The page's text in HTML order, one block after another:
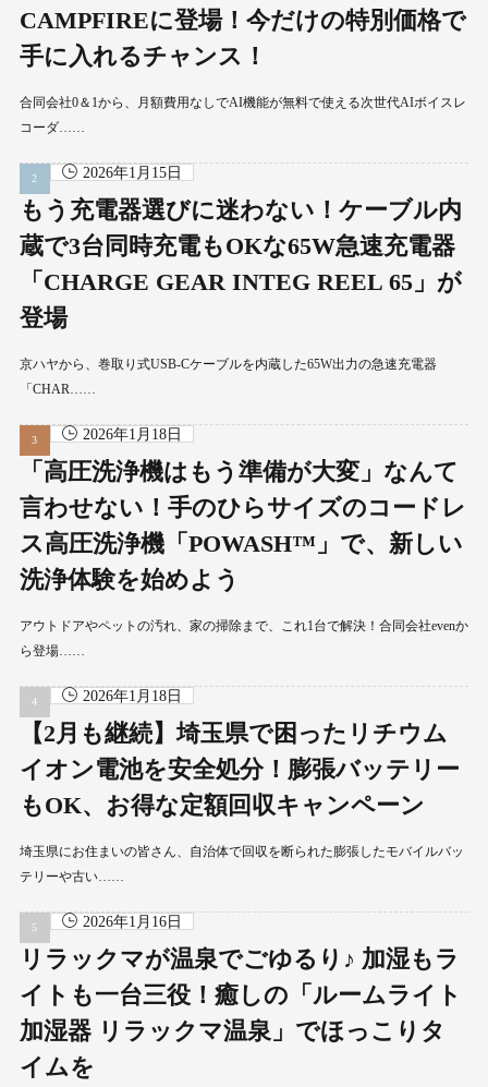
CAMPFIREに登場！今だけの特別価格で
手に入れるチャンス！
合同会社0＆1から、月額費用なしでAI機能が無料で使える次世代AIボイスレ
コーダ……
2026年1月15日
もう充電器選びに迷わない！ケーブル内
蔵で3台同時充電もOKな65W急速充電器
「CHARGE GEAR INTEG REEL 65」が
登場
京ハヤから、巻取り式USB-Cケーブルを内蔵した65W出力の急速充電器
「CHAR……
2026年1月18日
「高圧洗浄機はもう準備が大変」なんて
言わせない！手のひらサイズのコードレ
ス高圧洗浄機「POWASH™」で、新しい
洗浄体験を始めよう
アウトドアやペットの汚れ、家の掃除まで、これ1台で解決！合同会社evenか
ら登場……
2026年1月18日
【2月も継続】埼玉県で困ったリチウム
イオン電池を安全処分！膨張バッテリー
もOK、お得な定額回収キャンペーン
埼玉県にお住まいの皆さん、自治体で回収を断られた膨張したモバイルバッ
テリーや古い……
2026年1月16日
リラックマが温泉でごゆるり♪ 加湿もラ
イトも一台三役！癒しの「ルームライト
加湿器 リラックマ温泉」でほっこりタ
イムを